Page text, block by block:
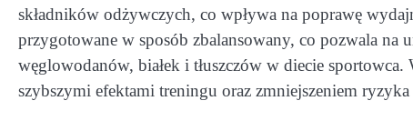
składników odżywczych, co wpływa na poprawę
przygotowane w sposób zbalansowany, co pozwala na
węglowodanów, białek i tłuszczów w diecie sportowca.
szybszymi efektami treningu oraz zmniejszeniem